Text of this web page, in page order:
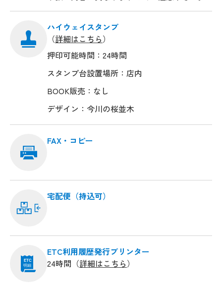
ハイウェイスタンプ
（詳細はこちら）
押印可能時間：24時間
スタンプ台設置場所：店内
BOOK販売：なし
デザイン：今川の桜並木
FAX・コピー
宅配便（持込可）
ETC
明細
ETC利用履歴発行プリンター
24時間（詳細はこちら）